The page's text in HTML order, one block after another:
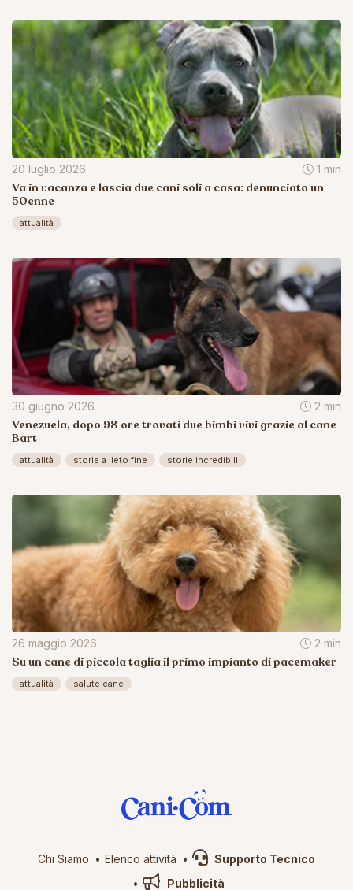
20 luglio 2026 1 min
Va in vacanza e lascia due cani soli a casa: denunciato un
50enne
attualità
30 giugno 2026 2 min
Venezuela, dopo 98 ore trovati due bimbi vivi grazie al cane
Bart
attualità storie a lieto fine storie incredibili
26 maggio 2026 2 min
Su un cane di piccola taglia il primo impianto di pacemaker
attualità salute cane
Chi Siamo Elenco attività
Supporto Tecnico
Pubblicità